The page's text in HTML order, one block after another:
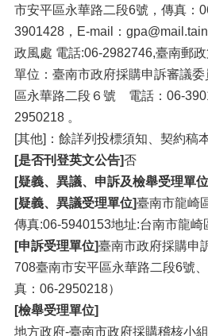
市安平區永華路二段6號，傳真：
3901428，E-mail：
政風處 電話:06-2982746,臺南郵
單位：臺南市政府採購申訴審議
區永華路二段６號 電話：06-
2950218 。
[其他]：餘詳列投標須知、契約稿
[是否刊登英文公告]否
[疑義、異議、申訴及檢舉受理單
[疑義、異議受理單位]臺南市龍崎
傳真:06-5940153地址:台南市龍崎
[申訴受理單位]臺南市政府採購申
708臺南市安平區永華路二段6號
真：06-2950218）
[檢舉受理單位]
地方政府-臺南市政府採購稽核小